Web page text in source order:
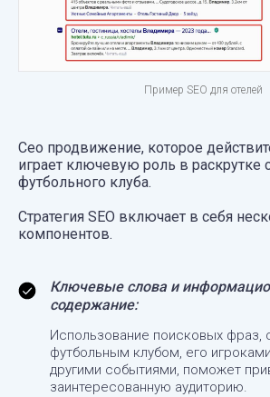
Пример SEO для отелей
Сео продвижение, которое
играет ключевую роль в раскрутке
футбольного клуба.
Стратегия SEO включает в себя
компонентов.
Ключевые слова и
содержание:
Использование поисковых фраз,
футбольным клубом, его
другими событиями, поможет
заинтересованную аудиторию.